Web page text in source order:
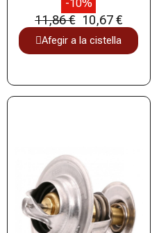
-10%
11,86 € 10,67 €
Afegir a la cistella